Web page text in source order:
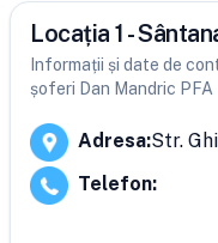
Locația 1 -
Informații și date de
șoferi Dan Mandric PFA
Adresa:Str.
Telefon: